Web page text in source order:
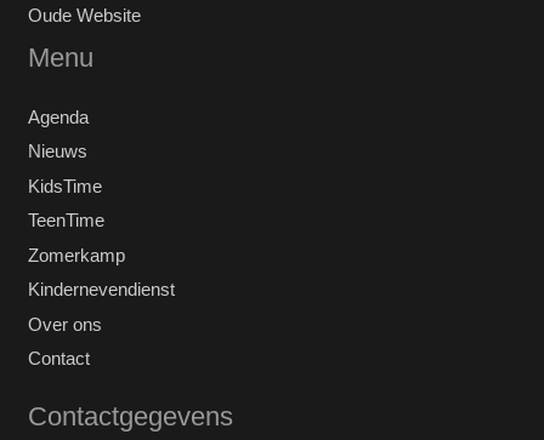
Oude Website
Menu
Agenda
Nieuws
KidsTime
TeenTime
Zomerkamp
Kindernevendienst
Over ons
Contact
Contactgegevens